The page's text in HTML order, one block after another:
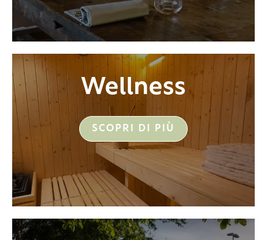
Wellness
SCOPRI DI PIÙ